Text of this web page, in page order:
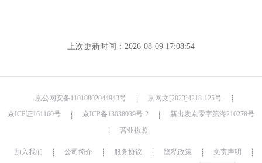
上次更新时间：2026-08-09 17:08:54
京公网安备11010802044943号 ┊ 京网文[2023]4218-125号
┊
京ICP证161160号
┊ 京ICP备13038039号-2 ┊ 新出发京零字第海210278号
┊ 营业执照
加入我们 ┊ 公司简介 ┊ 服务协议 ┊ 隐私政策 ┊ 免责声明
┊